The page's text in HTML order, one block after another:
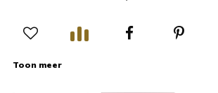
Toon meer